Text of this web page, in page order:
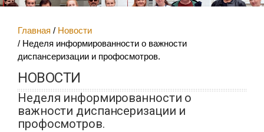
Главная
Новости
Неделя информированности о важности
диспансеризации и профосмотров.
НОВОСТИ
Неделя информированности о
важности диспансеризации и
профосмотров.